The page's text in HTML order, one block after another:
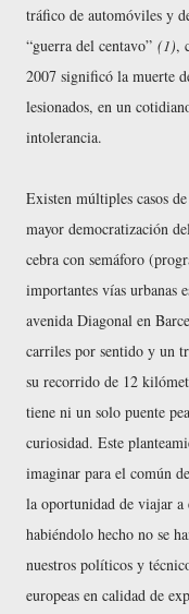
tráfico de automóviles y
“guerra del centavo” (1),
2007 significó la muerte
lesionados, en un
intolerancia.
Existen múltiples casos
mayor democratización
cebra con semáforo
importantes vías urbanas
avenida Diagonal en
carriles por sentido y un
su recorrido de 12
tiene ni un solo puente
curiosidad. Este
imaginar para el común
la oportunidad de viajar a
habiéndolo hecho no se
nuestros políticos y
europeas en calidad de